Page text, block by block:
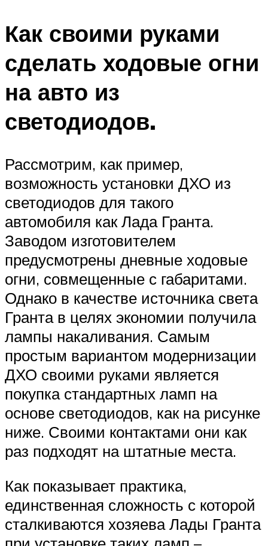
Как своими руками
сделать ходовые огни
на авто из
светодиодов.
Рассмотрим, как пример,
возможность установки ДХО из
светодиодов для такого
автомобиля как Лада Гранта.
Заводом изготовителем
предусмотрены дневные ходовые
огни, совмещенные с габаритами.
Однако в качестве источника света
Гранта в целях экономии получила
лампы накаливания. Самым
простым вариантом модернизации
ДХО своими руками является
покупка стандартных ламп на
основе светодиодов, как на рисунке
ниже. Своими контактами они как
раз подходят на штатные места.
Как показывает практика,
единственная сложность с которой
сталкиваются хозяева Лады Гранта